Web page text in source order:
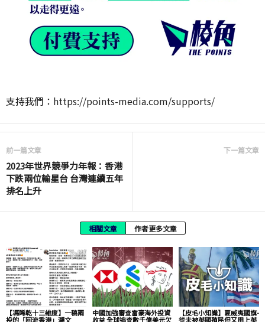
支持我們：https://points-media.com/supports/
前一篇文章
2023年世界競爭力年報：香港
下跌兩位輸星台 台灣連續五年
排名上升
下一篇文章
相關文章 作者更多文章
【馮睎乾十三維度】一稿兩
投的「回流香港」潮文
中國加強審查富豪海外投資
收益 全球追查數千億美元欠
【皮毛小知識】夏威夷國旗-
從未被英國殖民但又用上英